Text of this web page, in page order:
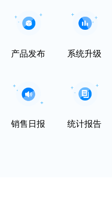
产品发布 系统升级
销售日报 统计报告